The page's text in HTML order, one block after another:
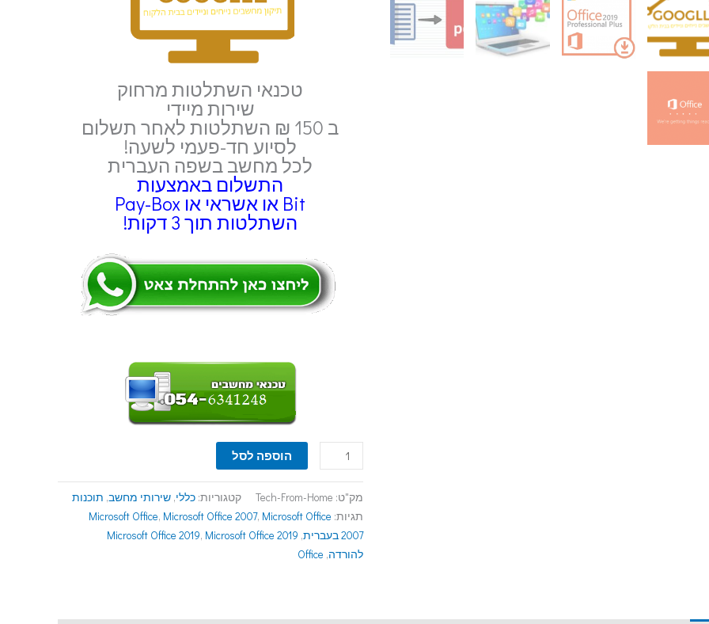
טכנאי השתלטות מרחוק
שירות מיידי
ב 150 ₪ השתלטות לאחר תשלום
לסיוע חד-פעמי לשעה!
לכל מחשב בשפה העברית
התשלום באמצעות
Bit או אשראי או Pay-Box
השתלטות תוך 3 דקות!
הוספה לסל
מק"ט: Tech-From-Home קטגוריות:כללי,שירותי מחשב, תוכנות
תגיות:
Microsoft Office, Microsoft Office 2007, Microsoft Office
2007 בעברית
,
Microsoft Office 2019, Microsoft Office 2019
להורדה,
Office